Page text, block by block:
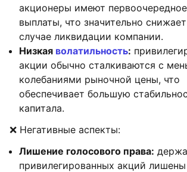
акционеры имеют
выплаты, что значительно
случае ликвидации компании.
Низкая волатильность:
акции обычно сталкиваются с
колебаниями рыночной цены, что
обеспечивает большую
капитала.
❌ Негативные аспекты:
Лишение голосового права:
привилегированных акций лишены